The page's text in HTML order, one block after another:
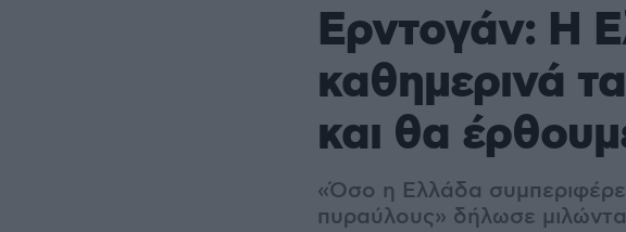
Ερντογάν: Η
καθημερινά
και θα
«Όσο η Ελλάδα
πυραύλους» δήλωσε